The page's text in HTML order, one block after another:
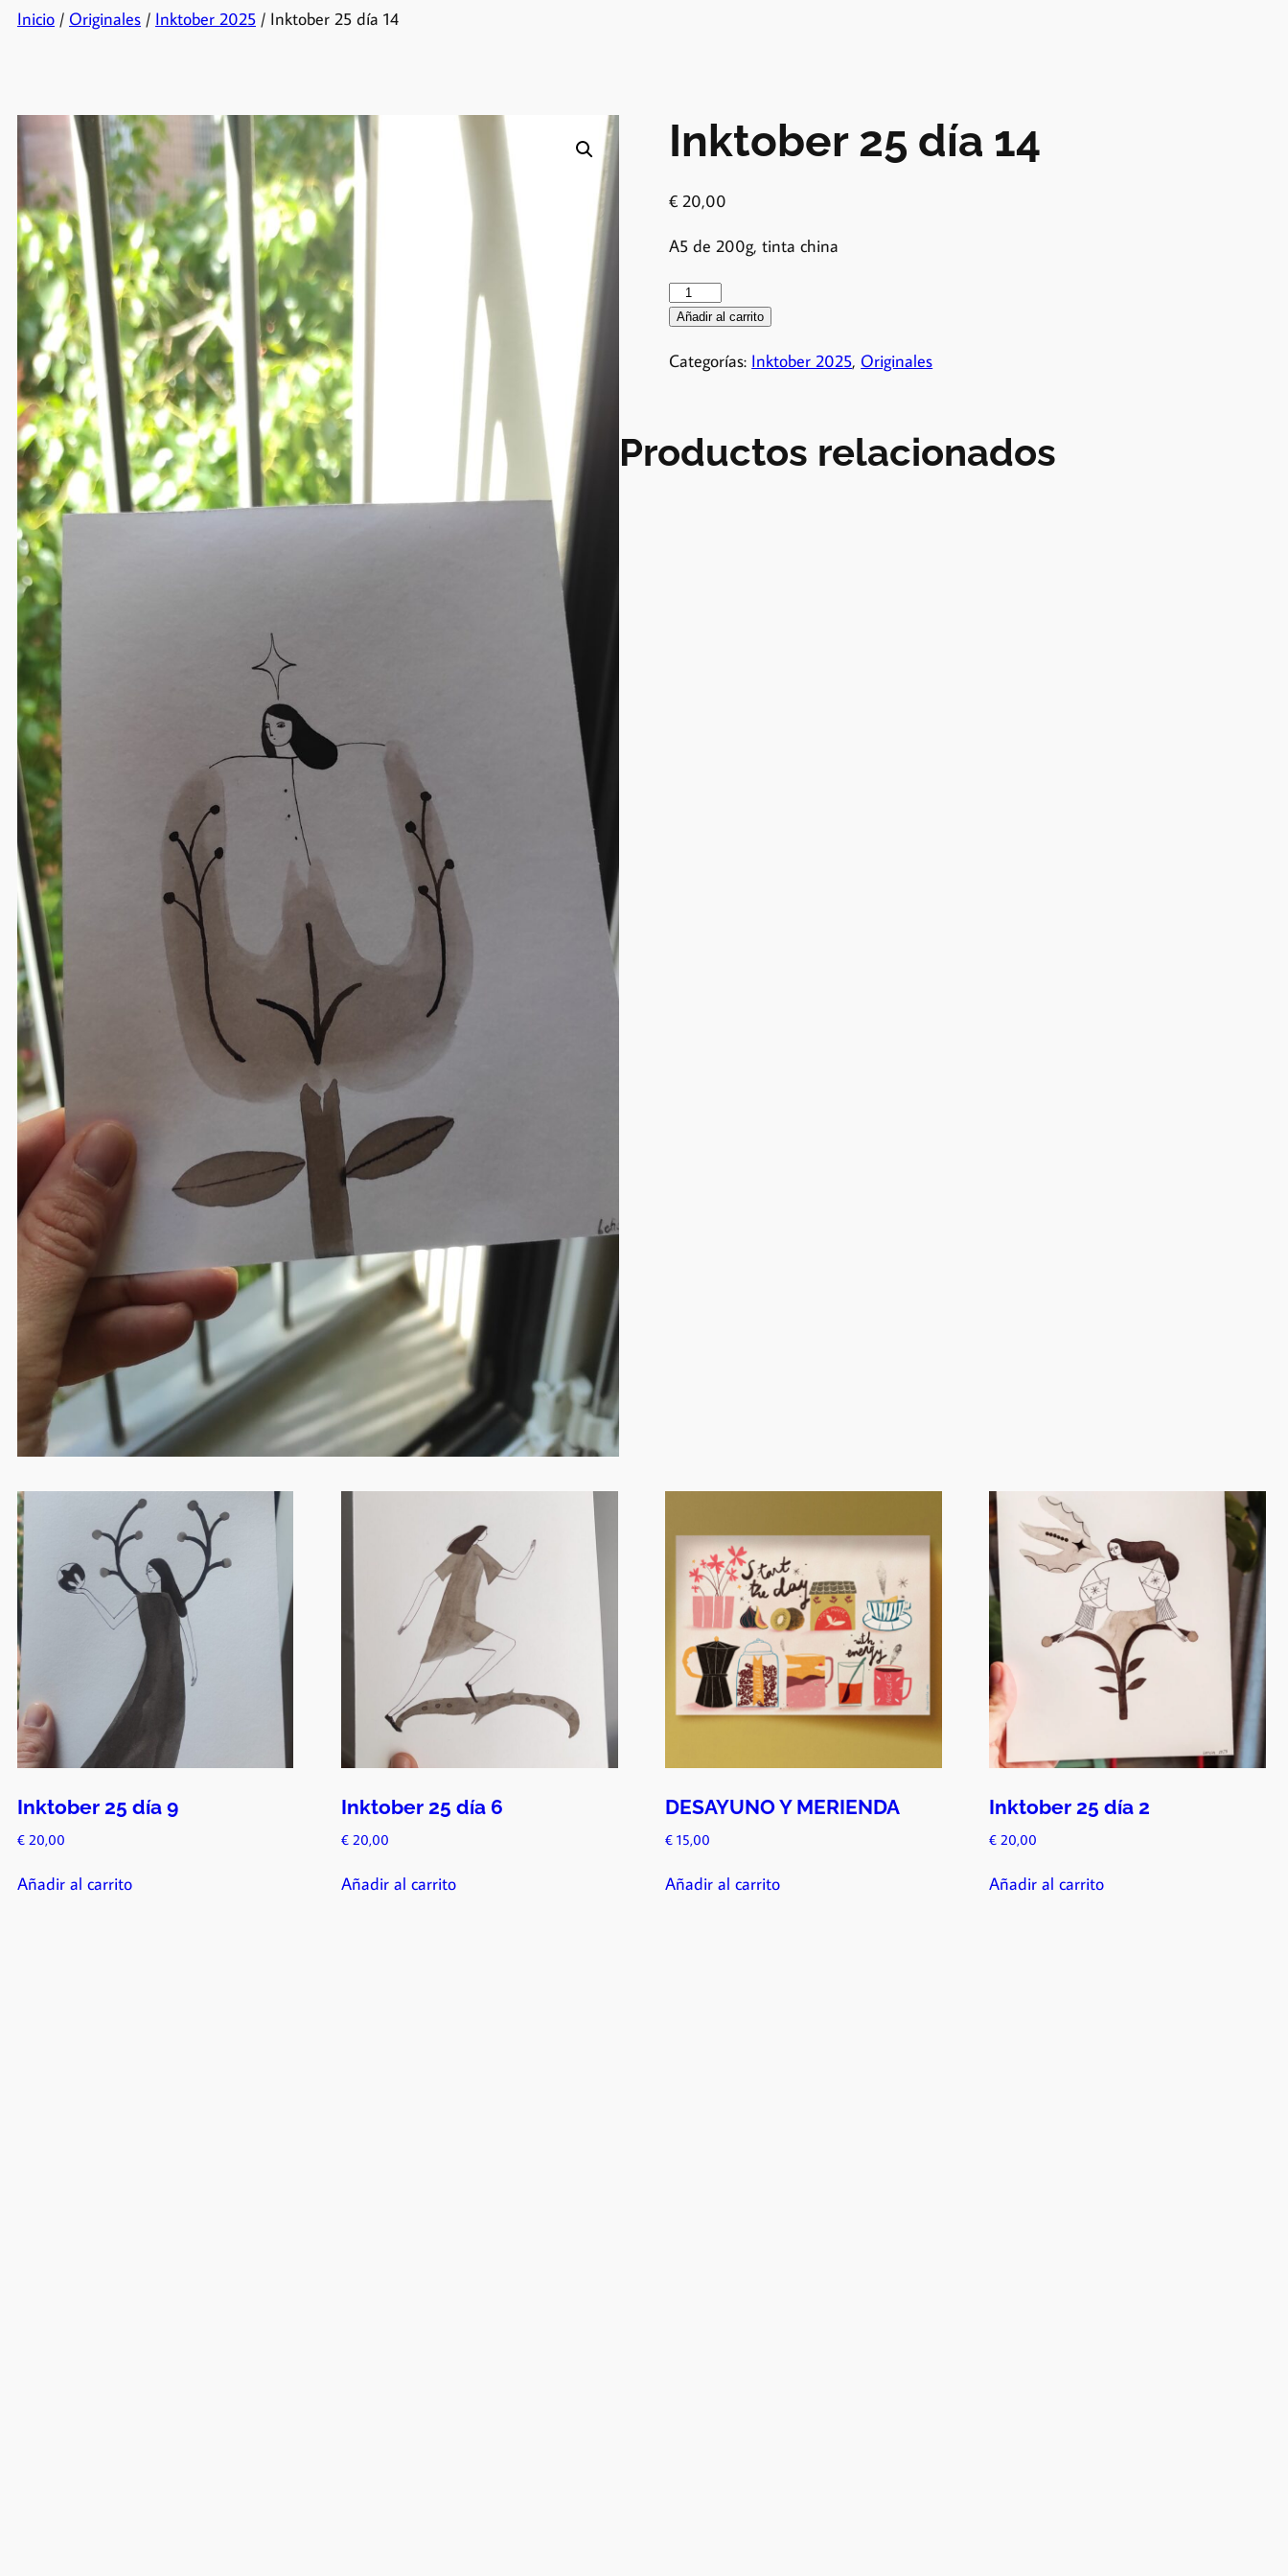
Inicio / Originales / Inktober 2025 / Inktober 25 día 14
Inktober 25 día 14
€ 20,00
A5 de 200g, tinta china
Añadir al carrito
Categorías: Inktober 2025, Originales
Productos relacionados
Inktober 25 día 9
€ 20,00
Añadir al carrito
Inktober 25 día 6
€ 20,00
Añadir al carrito
DESAYUNO Y MERIENDA
€ 15,00
Añadir al carrito
Inktober 25 día 2
€ 20,00
Añadir al carrito